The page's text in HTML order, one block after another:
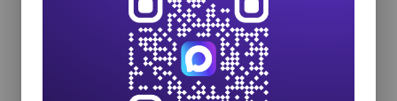
Мнение эксперта
Радиоканалы mmWave: быстро,